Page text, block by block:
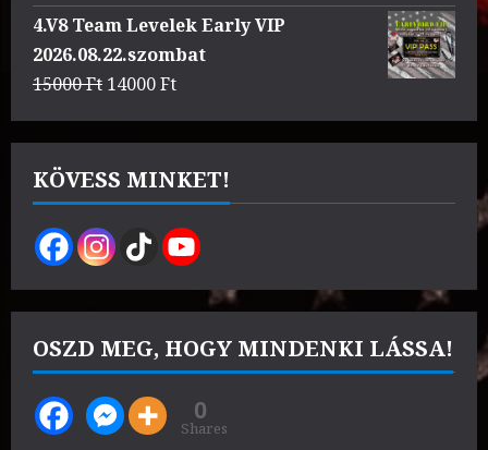
price
was:
4000 Ft.
price
3500 Ft.
4.V8 Team Levelek Early VIP
2026.08.22.szombat
15000Ft Original
was:
15000 Ft.
14000FtCurrent
is:
14000 Ft.
KÖVESS MINKET!
OSZD MEG, HOGY MINDENKI LÁSSA!
0
Shares